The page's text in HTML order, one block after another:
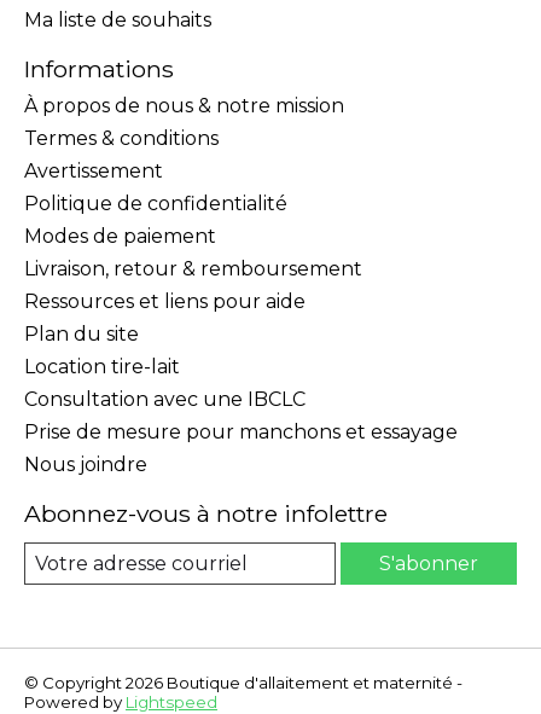
Ma liste de souhaits
Informations
À propos de nous & notre mission
Termes & conditions
Avertissement
Politique de confidentialité
Modes de paiement
Livraison, retour & remboursement
Ressources et liens pour aide
Plan du site
Location tire-lait
Consultation avec une IBCLC
Prise de mesure pour manchons et essayage
Nous joindre
Abonnez-vous à notre infolettre
S'abonner
© Copyright 2026 Boutique d'allaitement et maternité -
Powered by Lightspeed